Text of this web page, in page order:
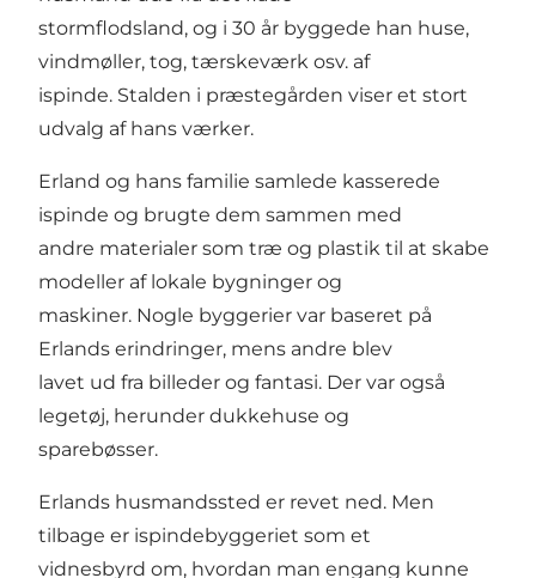
stormflodsland, og i 30 år byggede han huse,
vindmøller, tog, tærskeværk osv. af
ispinde. Stalden i præstegården viser et stort
udvalg af hans værker.
Erland og hans familie samlede kasserede
ispinde og brugte dem sammen med
andre materialer som træ og plastik til at skabe
modeller af lokale bygninger og
maskiner. Nogle byggerier var baseret på
Erlands erindringer, mens andre blev
lavet ud fra billeder og fantasi. Der var også
legetøj, herunder dukkehuse og
sparebøsser.
Erlands husmandssted er revet ned. Men
tilbage er ispindebyggeriet som et
vidnesbyrd om, hvordan man engang kunne